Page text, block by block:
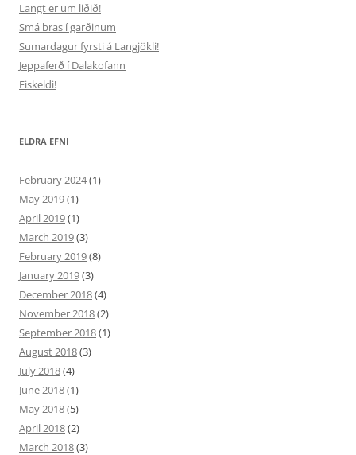
Langt er um liðið!
Smá bras í garðinum
Sumardagur fyrsti á Langjökli!
Jeppaferð í Dalakofann
Fiskeldi!
ELDRA EFNI
February 2024(1)
May 2019(1)
April 2019(1)
March 2019(3)
February 2019(8)
January 2019(3)
December 2018(4)
November 2018(2)
September 2018(1)
August 2018(3)
July 2018(4)
June 2018(1)
May 2018(5)
April 2018(2)
March 2018(3)